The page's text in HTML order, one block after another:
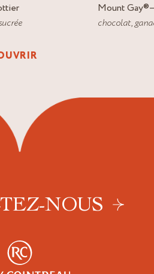
Mount Gay®
chocolat,
NOUS